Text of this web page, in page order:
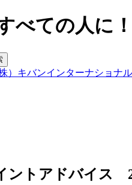
べての人に
）キバンインターナショナル
ントアドバイス